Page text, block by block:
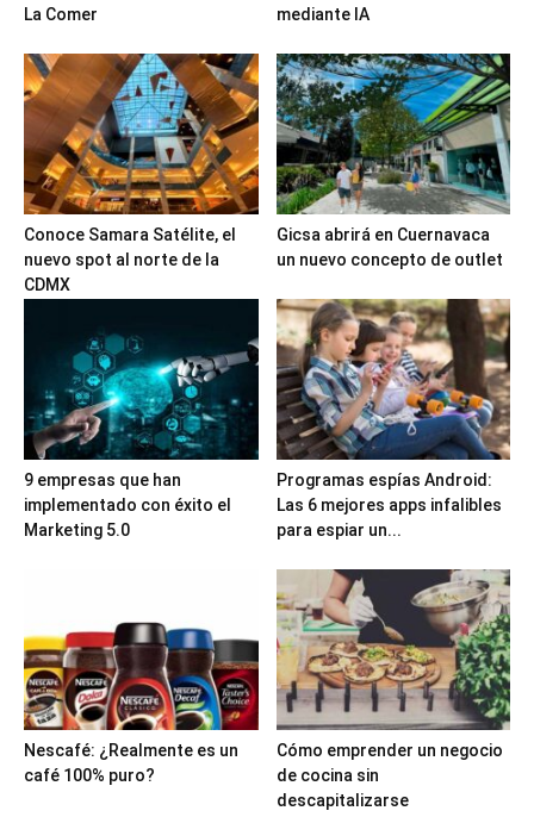
La Comer
mediante IA
Conoce Samara Satélite, el
nuevo spot al norte de la
CDMX
Gicsa abrirá en Cuernavaca
un nuevo concepto de outlet
9 empresas que han
implementado con éxito el
Marketing 5.0
Programas espías Android:
Las 6 mejores apps infalibles
para espiar un...
Nescafé: ¿Realmente es un
café 100% puro?
Cómo emprender un negocio
de cocina sin
descapitalizarse